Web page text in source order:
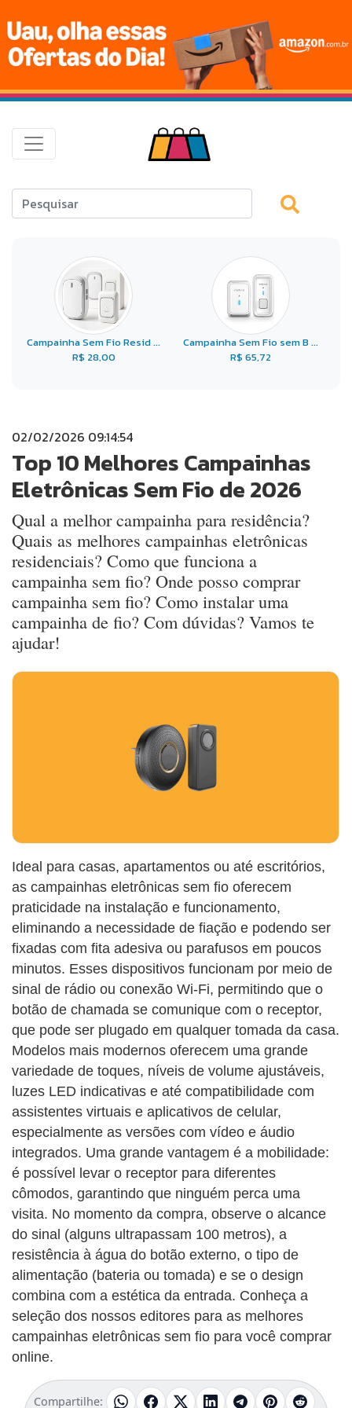
Campainha Sem Fio Resid ...
R$ 28,00
Campainha Sem Fio sem B ...
R$ 65,72
02/02/2026 09:14:54
Top 10 Melhores Campainhas
Eletrônicas Sem Fio de 2026
Qual a melhor campainha para residência?
Quais as melhores campainhas eletrônicas
residenciais? Como que funciona a
campainha sem fio? Onde posso comprar
campainha sem fio? Como instalar uma
campainha de fio? Com dúvidas? Vamos te
ajudar!
Ideal para casas, apartamentos ou até escritórios,
as campainhas eletrônicas sem fio oferecem
praticidade na instalação e funcionamento,
eliminando a necessidade de fiação e podendo ser
fixadas com fita adesiva ou parafusos em poucos
minutos. Esses dispositivos funcionam por meio de
sinal de rádio ou conexão Wi-Fi, permitindo que o
botão de chamada se comunique com o receptor,
que pode ser plugado em qualquer tomada da casa.
Modelos mais modernos oferecem uma grande
variedade de toques, níveis de volume ajustáveis,
luzes LED indicativas e até compatibilidade com
assistentes virtuais e aplicativos de celular,
especialmente as versões com vídeo e áudio
integrados. Uma grande vantagem é a mobilidade:
é possível levar o receptor para diferentes
cômodos, garantindo que ninguém perca uma
visita. No momento da compra, observe o alcance
do sinal (alguns ultrapassam 100 metros), a
resistência à água do botão externo, o tipo de
alimentação (bateria ou tomada) e se o design
combina com a estética da entrada. Conheça a
seleção dos nossos editores para as melhores
campainhas eletrônicas sem fio para você comprar
online.
Compartilhe: